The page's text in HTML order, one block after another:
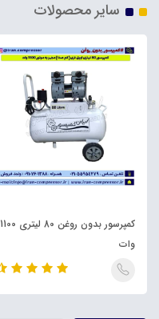
سایر محصولات
کمپرسور بدون روغن 80 لیتری 1100
وات